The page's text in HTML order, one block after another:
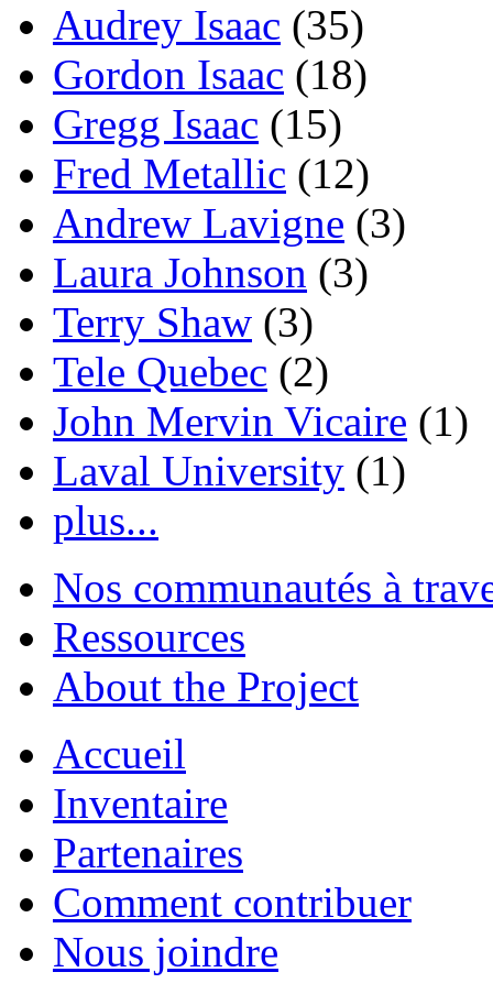
Audrey Isaac (35)
Gordon Isaac (18)
Gregg Isaac (15)
Fred Metallic (12)
Andrew Lavigne (3)
Laura Johnson (3)
Terry Shaw (3)
Tele Quebec (2)
John Mervin Vicaire (1)
Laval University (1)
plus...
Nos communautés à
Ressources
About the Project
Accueil
Inventaire
Partenaires
Comment contribuer
Nous joindre